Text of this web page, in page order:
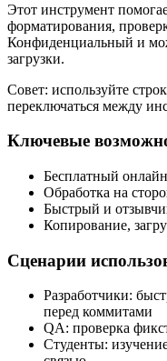
Этот инструмент
форматирования,
Конфиденциальный и
загрузки.
Совет: используйте
переключаться между
Ключевые
Бесплатный
Обработка на
Быстрый и
Копирование,
Сценарии
Разработчики:
перед коммитами
QA: проверка
Студенты: